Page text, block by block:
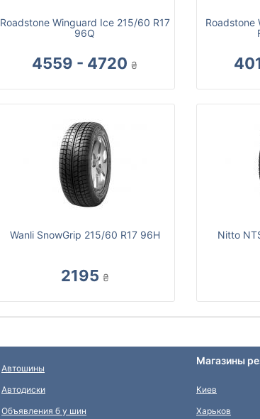
Roadstone Winguard Ice 215/60 R17
96Q
4559 - 4720 ₴
Roadstone
Wanli SnowGrip 215/60 R17 96H
2195 ₴
Nitto
Автошины
Автодиски
Объявления б у шин
Магазины
Киев
Харьков